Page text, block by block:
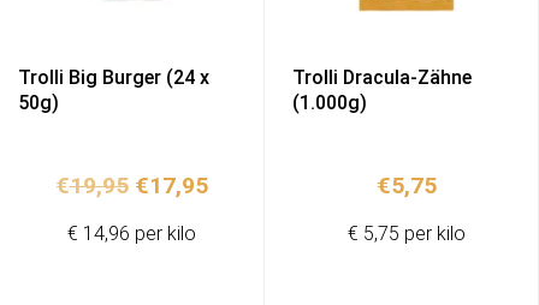
Trolli Big Burger (24 x
50g)
€19,95 Ursprünglicher
war:
€17,95Aktueller
€ 14,96 per kilo
Trolli Dracula-Zähne
(1.000g)
€5,75
€ 5,75 per kilo